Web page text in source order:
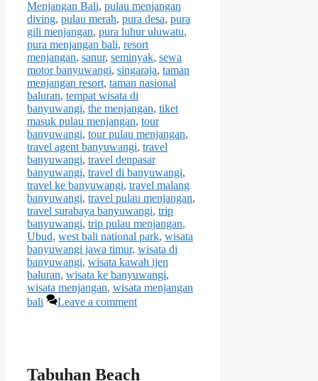
Menjangan Bali, pulau menjangan
diving, pulau merah, pura desa, pura
gili menjangan, pura luhur uluwatu,
pura menjangan bali, resort
menjangan, sanur, seminyak, sewa
motor banyuwangi, singaraja, taman
menjangan resort, taman nasional
baluran, tempat wisata di
banyuwangi, the menjangan, tiket
masuk pulau menjangan, tour
banyuwangi, tour pulau menjangan,
travel agent banyuwangi, travel
banyuwangi, travel denpasar
banyuwangi, travel di banyuwangi,
travel ke banyuwangi, travel malang
banyuwangi, travel pulau menjangan,
travel surabaya banyuwangi, trip
banyuwangi, trip pulau menjangan,
Ubud, west bali national park, wisata
banyuwangi jawa timur, wisata di
banyuwangi, wisata kawah ijen
baluran, wisata ke banyuwangi,
wisata menjangan, wisata menjangan
bali
Leave a comment
Tabuhan Beach